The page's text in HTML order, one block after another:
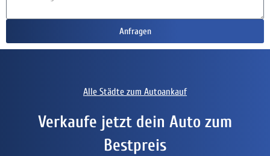
Anfragen
Alle Städte zum Autoankauf
Verkaufe jetzt dein Auto zum
Bestpreis